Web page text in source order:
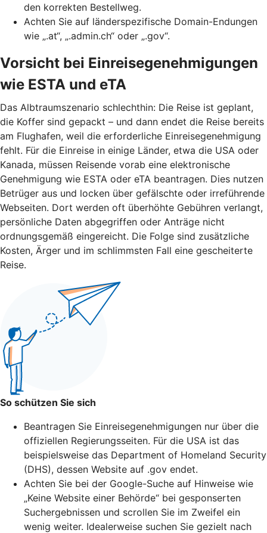
den korrekten Bestellweg.
Achten Sie auf länderspezifische Domain-Endungen
wie „.at“, „.admin.ch“ oder „.gov“.
Vorsicht bei Einreisegenehmigungen
wie ESTA und eTA
Das Albtraumszenario schlechthin: Die Reise ist geplant,
die Koffer sind gepackt – und dann endet die Reise bereits
am Flughafen, weil die erforderliche Einreisegenehmigung
fehlt. Für die Einreise in einige Länder, etwa die USA oder
Kanada, müssen Reisende vorab eine elektronische
Genehmigung wie ESTA oder eTA beantragen. Dies nutzen
Betrüger aus und locken über gefälschte oder irreführende
Webseiten. Dort werden oft überhöhte Gebühren verlangt,
persönliche Daten abgegriffen oder Anträge nicht
ordnungsgemäß eingereicht. Die Folge sind zusätzliche
Kosten, Ärger und im schlimmsten Fall eine gescheiterte
Reise.
So schützen Sie sich
Beantragen Sie Einreisegenehmigungen nur über die
offiziellen Regierungsseiten. Für die USA ist das
beispielsweise das Department of Homeland Security
(DHS), dessen Website auf .gov endet.
Achten Sie bei der Google-Suche auf Hinweise wie
„Keine Website einer Behörde“ bei gesponserten
Suchergebnissen und scrollen Sie im Zweifel ein
wenig weiter. Idealerweise suchen Sie gezielt nach